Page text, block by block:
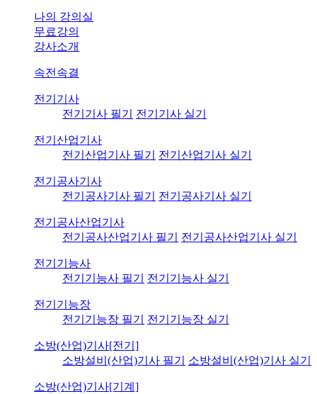
나의 강의실
무료강의
강사소개
속전속결
전기기사
전기기사 필기
전기기사 실기
전기산업기사
전기산업기사 필기
전기산업기사 실기
전기공사기사
전기공사기사 필기
전기공사기사 실기
전기공사산업기사
전기공사산업기사 필기
전기공사산업기사 실기
전기기능사
전기기능사 필기
전기기능사 실기
전기기능장
전기기능장 필기
전기기능장 실기
소방(산업)기사[전기]
소방설비(산업)기사 필기
소방설비(산업)기사 실기
소방(산업)기사[기계]